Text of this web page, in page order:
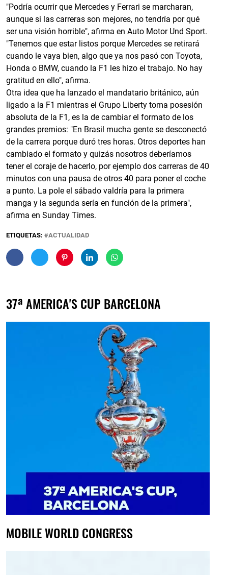
"Podría ocurrir que Mercedes y Ferrari se marcharan,
aunque si las carreras son mejores, no tendría por qué
ser una visión horrible", afirma en Auto Motor Und Sport.
"Tenemos que estar listos porque Mercedes se retirará
cuando le vaya bien, algo que ya nos pasó con Toyota,
Honda o BMW, cuando la F1 les hizo el trabajo. No hay
gratitud en ello", afirma.
Otra idea que ha lanzado el mandatario británico, aún
ligado a la F1 mientras el Grupo Liberty toma posesión
absoluta de la F1, es la de cambiar el formato de los
grandes premios: "En Brasil mucha gente se desconectó
de la carrera porque duró tres horas. Otros deportes han
cambiado el formato y quizás nosotros deberíamos
tener el coraje de hacerlo, por ejemplo dos carreras de 40
minutos con una pausa de otros 40 para poner el coche
a punto. La pole el sábado valdría para la primera
manga y la segunda sería en función de la primera",
afirma en Sunday Times.
ETIQUETAS: ACTUALIDAD
37ª AMERICA'S CUP BARCELONA
MOBILE WORLD CONGRESS